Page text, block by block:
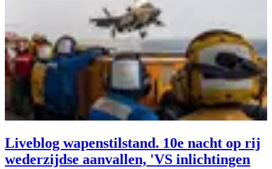
Liveblog wapenstilstand. 10e nacht op rij
wederzijdse aanvallen, 'VS inlichtingen